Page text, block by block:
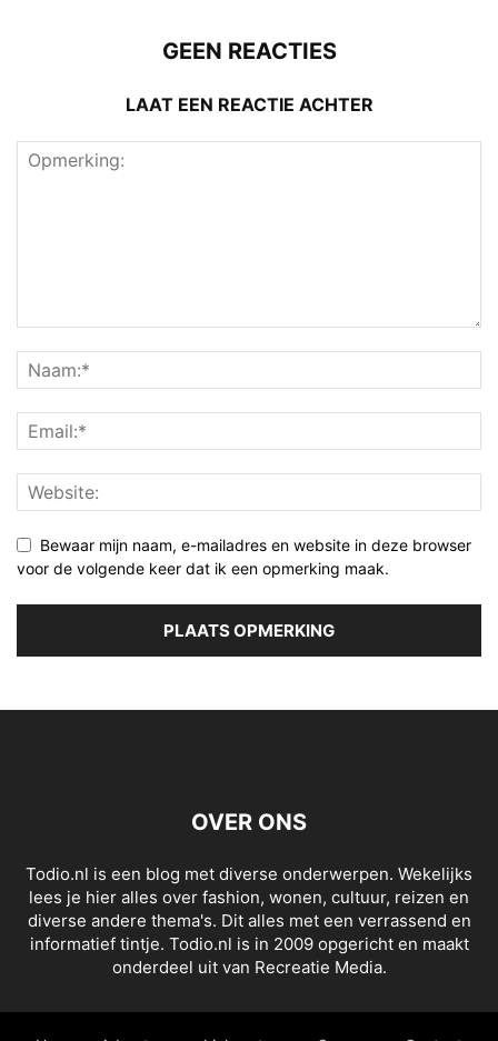
GEEN REACTIES
LAAT EEN REACTIE ACHTER
Bewaar mijn naam, e-mailadres en website in deze browser
voor de volgende keer dat ik een opmerking maak.
OVER ONS
Todio.nl is een blog met diverse onderwerpen. Wekelijks
lees je hier alles over fashion, wonen, cultuur, reizen en
diverse andere thema's. Dit alles met een verrassend en
informatief tintje. Todio.nl is in 2009 opgericht en maakt
onderdeel uit van Recreatie Media.